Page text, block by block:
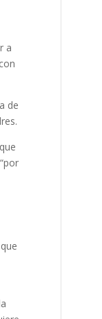
a
de